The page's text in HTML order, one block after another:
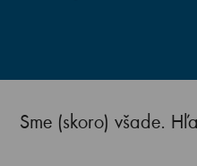
Sme (skoro) všade.